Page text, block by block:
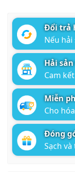
Đổi trả
Nếu
Hải
Cam
Miễn
Cho
Đóng
Sạch